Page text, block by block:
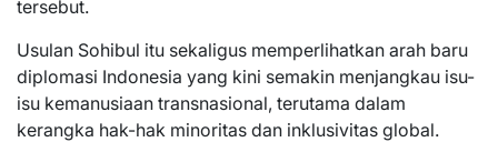
tersebut.
Usulan Sohibul itu sekaligus memperlihatkan arah baru
diplomasi Indonesia yang kini semakin menjangkau isu-
isu kemanusiaan transnasional, terutama dalam
kerangka hak-hak minoritas dan inklusivitas global.